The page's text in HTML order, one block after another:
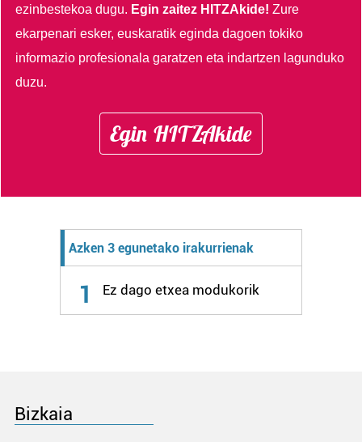
ezinbestekoa dugu. Egin zaitez HITZAkide!Zure
ekarpenari esker, euskaratik eginda dagoen tokiko
informazio profesionala garatzen eta indartzen lagunduko
duzu.
Egin HITZAkide
Azken 3 egunetako irakurrienak
1 Ez dago etxea modukorik
Bizkaia